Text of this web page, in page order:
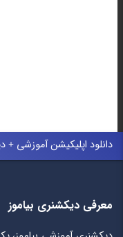
دانلود اپلیکیشن آموزشی +
معرفی دیکشنری بیاموز